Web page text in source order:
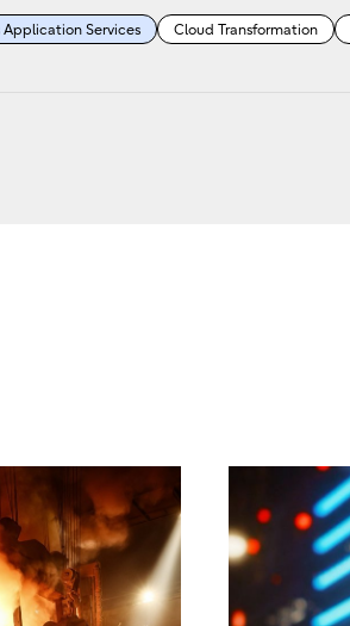
Application Services Cloud Transformation